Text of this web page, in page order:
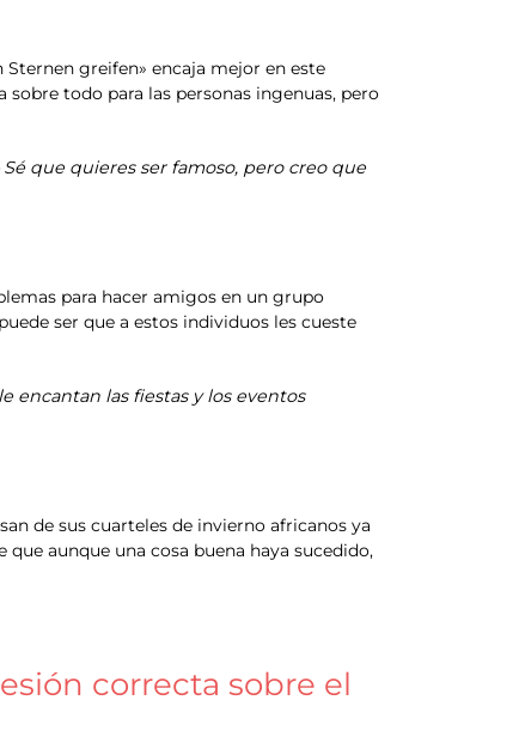
greifen» encaja mejor en este
todo para las personas ingenuas, pero
que quieres ser famoso, pero creo que
para hacer amigos en un grupo
ser que a estos individuos les cueste
encantan las fiestas y los eventos
de sus cuarteles de invierno africanos ya
aunque una cosa buena haya sucedido,
correcta sobre el